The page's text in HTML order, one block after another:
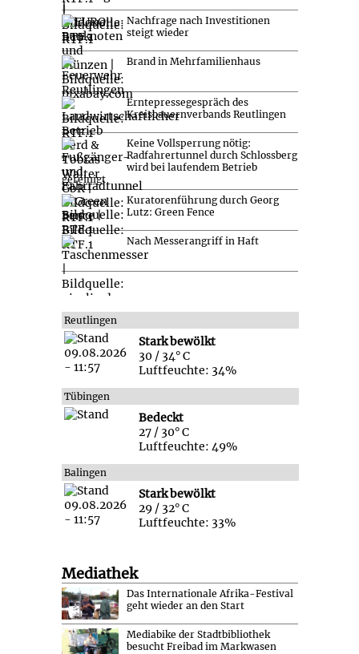
Nachfrage nach Investitionen
steigt wieder
Brand in Mehrfamilienhaus
Erntepressegespräch des
Kreisbauernverbands Reutlingen
Keine Vollsperrung nötig:
Radfahrertunnel durch Schlossberg
wird bei laufendem Betrieb
gereinigt
Kuratorenführung durch Georg
Lutz: Green Fence
Nach Messerangriff in Haft
Reutlingen
Stark bewölkt
30 / 34° C
Luftfeuchte: 34%
Tübingen
Bedeckt
27 / 30° C
Luftfeuchte: 49%
Balingen
Stark bewölkt
29 / 32° C
Luftfeuchte: 33%
Mediathek
Das Internationale Afrika-Festival
geht wieder an den Start
Mediabike der Stadtbibliothek
besucht Freibad im Markwasen